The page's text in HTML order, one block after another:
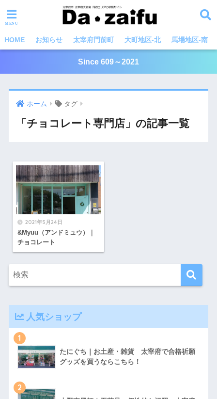
HOME お知らせ 太宰府門前町 大町地区-北 馬場地区-南
Since 609～2021
ホーム タグ
「チョコレート専門店」の記事一覧
2021年5月24日
&Myuu（アンドミュウ）｜
チョコレート
人気ショップ
1
たにぐち｜お土産・雑貨 太宰府で合格祈願
グッズを買うならこちら！
2